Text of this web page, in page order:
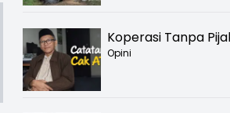
Koperasi Tanpa
Opini